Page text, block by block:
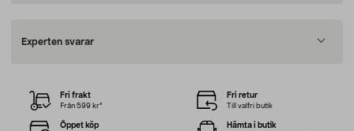
Experten svarar
Fri frakt
Från 599 kr*
Fri retur
Till valfri butik
Öppet köp Hämta i butik